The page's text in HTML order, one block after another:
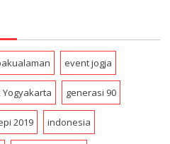
event jogja
Yogyakarta generasi 90
2019 indonesia